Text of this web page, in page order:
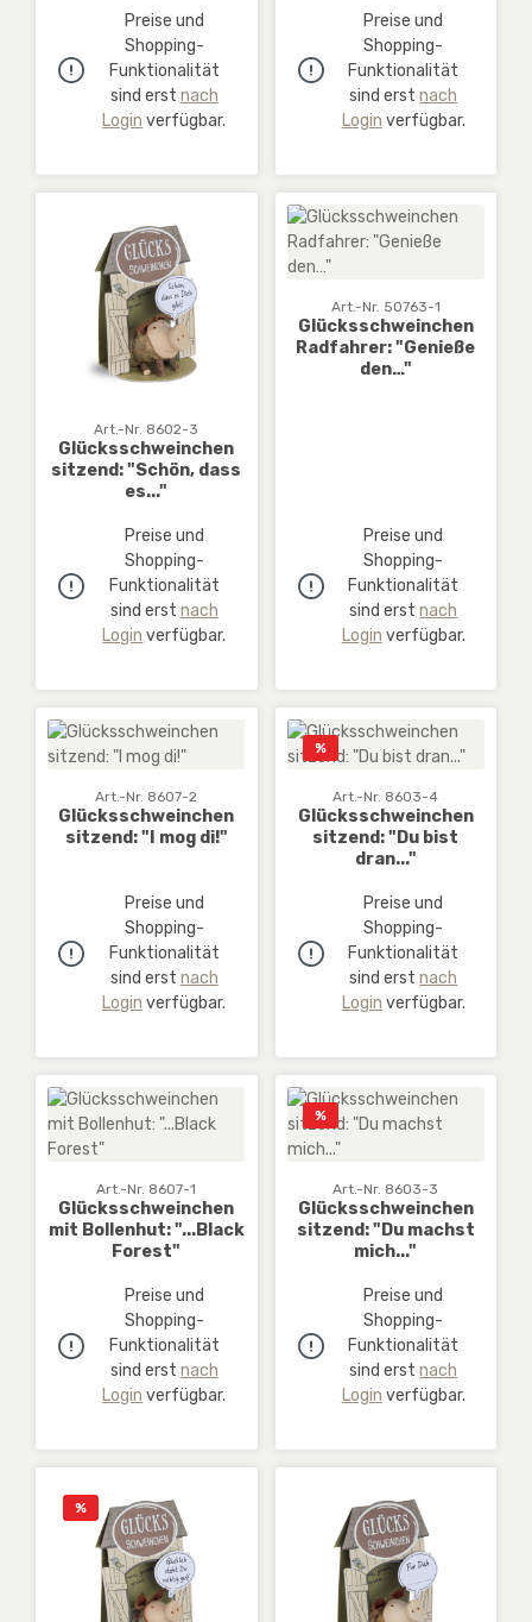
Preise und
Shopping-
Funktionalität
sind erst nach
Login verfügbar.
Preise und
Shopping-
Funktionalität
sind erstnach
Login verfügbar.
Art.-Nr. 8602-3
Glücksschweinchen
sitzend: "Schön, dass
es..."
Preise und
Shopping-
Funktionalität
sind erst nach
Login verfügbar.
Art.-Nr. 50763-1
Glücksschweinchen
Radfahrer: "Genieße
den…"
Preise und
Shopping-
Funktionalität
sind erstnach
Login verfügbar.
Art.-Nr. 8607-2
Glücksschweinchen
sitzend: "I mog di!"
Preise und
Shopping-
Funktionalität
sind erst nach
Login verfügbar.
Rabatt
%
Art.-Nr. 8603-4
Glücksschweinchen
sitzend: "Du bist
dran..."
Preise und
Shopping-
Funktionalität
sind erstnach
Login verfügbar.
Art.-Nr. 8607-1
Glücksschweinchen
mit Bollenhut: "...Black
Forest"
Preise und
Shopping-
Funktionalität
sind erst nach
Login verfügbar.
Rabatt
%
Art.-Nr. 8603-3
Glücksschweinchen
sitzend: "Du machst
mich..."
Preise und
Shopping-
Funktionalität
sind erstnach
Login verfügbar.
Rabatt
%